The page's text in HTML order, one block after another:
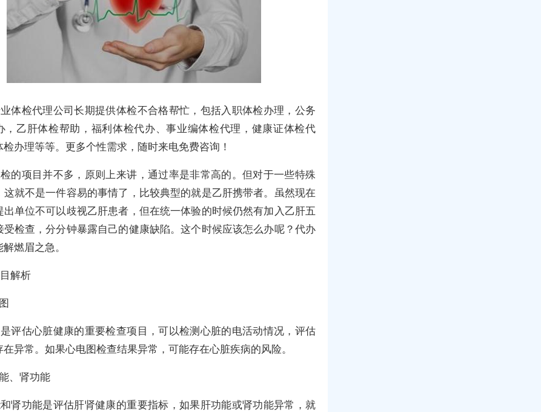
体检代理公司长期提供体检不合格帮忙，包括入职体检办理，公务
，乙肝体检帮助，福利体检代办、事业编体检代理，健康证体检代
办理等等。更多个性需求，随时来电免费咨询！
的项目并不多，原则上来讲，通过率是非常高的。但对于一些特殊
这就不是一件容易的事情了，比较典型的就是乙肝携带者。虽然现在
出单位不可以歧视乙肝患者，但在统一体验的时候仍然有加入乙肝五
受检查，分分钟暴露自己的健康缺陷。这个时候应该怎么办呢？代办
燃眉之急。
解析
评估心脏健康的重要检查项目，可以检测心脏的电活动情况，评估
异常。如果心电图检查结果异常，可能存在心脏疾病的风险。
、肾功能
肾功能是评估肝肾健康的重要指标，如果肝功能或肾功能异常，就